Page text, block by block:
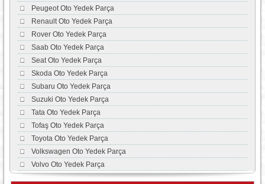
Peugeot Oto Yedek Parça
Renault Oto Yedek Parça
Rover Oto Yedek Parça
Saab Oto Yedek Parça
Seat Oto Yedek Parça
Skoda Oto Yedek Parça
Subaru Oto Yedek Parça
Suzuki Oto Yedek Parça
Tata Oto Yedek Parça
Tofaş Oto Yedek Parça
Toyota Oto Yedek Parça
Volkswagen Oto Yedek Parça
Volvo Oto Yedek Parça